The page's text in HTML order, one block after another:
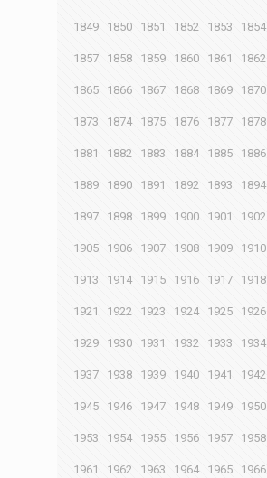
1849 1850 1851 1852 1853 1854
1857 1858 1859 1860 1861 1862
1865 1866 1867 1868 1869 1870
1873 1874 1875 1876 1877 1878
1881 1882 1883 1884 1885 1886
1889 1890 1891 1892 1893 1894
1897 1898 1899 1900 1901 1902
1905 1906 1907 1908 1909 1910
1913 1914 1915 1916 1917 1918
1921 1922 1923 1924 1925 1926
1929 1930 1931 1932 1933 1934
1937 1938 1939 1940 1941 1942
1945 1946 1947 1948 1949 1950
1953 1954 1955 1956 1957 1958
1961 1962 1963 1964 1965 1966